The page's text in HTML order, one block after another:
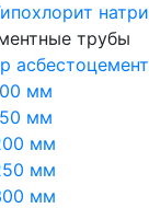
трубы
мм
мм
мм
мм
мм